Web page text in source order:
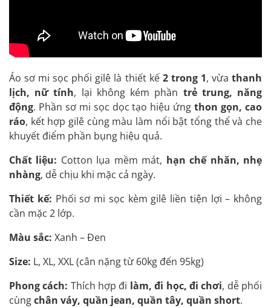
Áo sơ mi sọc phối gilê là thiết kế 2 trong 1, vừathanh
lịch, nữ tính, lại không kém phần trẻ trung, năng
động. Phần sơ mi sọc dọc tạo hiệu ứngthon gọn, cao
ráo, kết hợp gilê cùng màu làm nổi bật tổng thể và che
khuyết điểm phần bụng hiệu quả.
Chất liệu: Cotton lụa mềm mát, hạn chế nhăn, nhẹ
nhàng, dễ chịu khi mặc cả ngày.
Thiết kế: Phối sơ mi sọc kèm gilê liền tiện lợi – không
cần mặc 2 lớp.
Màu sắc: Xanh – Đen
Size: L, XL, XXL (cân nặng từ 60kg đến 95kg)
Phong cách: Thích hợp đi làm, đi học, đi chơi, dễ phối
cùngchân váy, quần jean, quần tây, quần short.